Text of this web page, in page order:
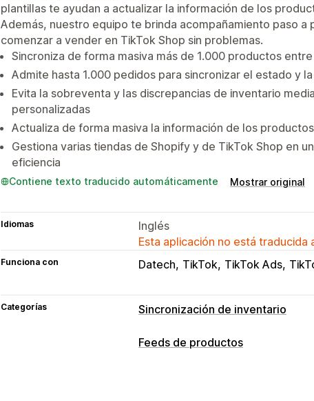
plantillas te ayudan a actualizar la información de los
Además, nuestro equipo te brinda acompañamiento paso
comenzar a vender en TikTok Shop sin problemas.
Sincroniza de forma masiva más de 1.000 productos
Admite hasta 1.000 pedidos para sincronizar el estado y
Evita la sobreventa y las discrepancias de inventario
personalizadas
Actualiza de forma masiva la información de los
Gestiona varias tiendas de Shopify y de TikTok Shop en
eficiencia
Contiene texto traducido automáticamente Mostrar original
Idiomas
Inglés
Esta aplicación no está traducida
Funciona con Datech TikTok TikTok Ads
Categorías Sincronización de inventario
Tipos de sincronización
Feeds de productos